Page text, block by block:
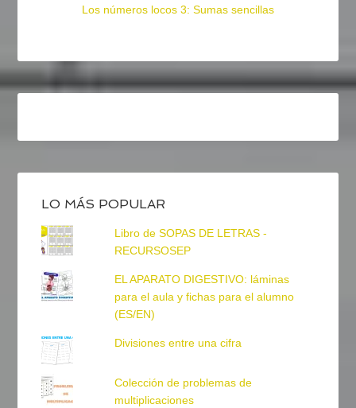
Los números locos 3: Sumas sencillas
LO MÁS POPULAR
Libro de SOPAS DE LETRAS -
RECURSOSEP
EL APARATO DIGESTIVO: láminas
para el aula y fichas para el alumno
(ES/EN)
Divisiones entre una cifra
Colección de problemas de
multiplicaciones